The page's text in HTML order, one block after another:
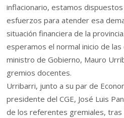
inflacionario, estamos
esfuerzos para atender esa
situación financiera de la
esperamos el normal inicio de
ministro de Gobierno, Mauro
gremios docentes.
Urribarri, junto a su par de
presidente del CGE, José Luis
de los referentes gremiales, tras